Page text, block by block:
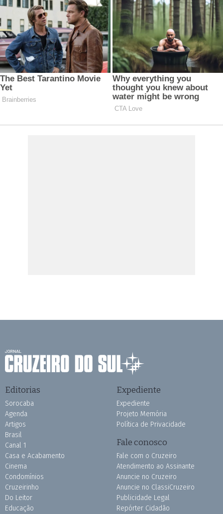
Editorias
Sorocaba
Agenda
Artigos
Brasil
Canal 1
Casa e Acabamento
Cinema
Condomínios
Cruzeirinho
Do Leitor
Educação
Expediente
Expediente
Projeto Memória
Política de Privacidade
Fale conosco
Fale com o Cruzeiro
Atendimento ao Assinante
Anuncie no Cruzeiro
Anuncie no ClassiCruzeiro
Publicidade Legal
Repórter Cidadão